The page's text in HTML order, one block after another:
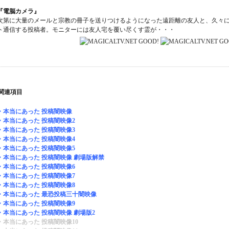
電脳カメラ』
第に大量のメールと宗教の冊子を送りつけるようになった遠距離の友人と、久々
通信する投稿者。モニターには友人宅を覆い尽くす霊が・・・
連項目
本当にあった 投稿闇映像
本当にあった 投稿闇映像2
本当にあった 投稿闇映像3
本当にあった 投稿闇映像4
本当にあった 投稿闇映像5
本当にあった 投稿闇映像 劇場版解禁
本当にあった 投稿闇映像6
本当にあった 投稿闇映像7
本当にあった 投稿闇映像8
本当にあった 最恐投稿三十闇映像
本当にあった 投稿闇映像9
本当にあった 投稿闇映像 劇場版2
本当にあった 投稿闇映像10